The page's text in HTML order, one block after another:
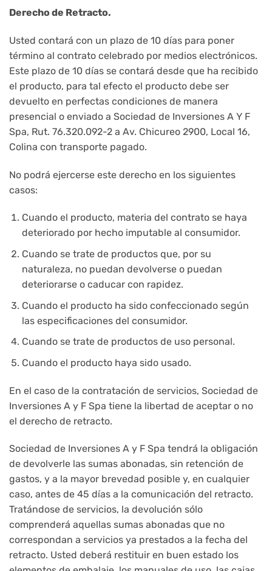
Derecho de Retracto.
Usted contará con un plazo de 10 días para poner
término al contrato celebrado por medios electrónicos.
Este plazo de 10 días se contará desde que ha recibido
el producto, para tal efecto el producto debe ser
devuelto en perfectas condiciones de manera
presencial o enviado a Sociedad de Inversiones A Y F
Spa, Rut. 76.320.092-2 a Av. Chicureo 2900, Local 16,
Colina con transporte pagado.
No podrá ejercerse este derecho en los siguientes
casos:
Cuando el producto, materia del contrato se haya
deteriorado por hecho imputable al consumidor.
Cuando se trate de productos que, por su
naturaleza, no puedan devolverse o puedan
deteriorarse o caducar con rapidez.
Cuando el producto ha sido confeccionado según
las especificaciones del consumidor.
Cuando se trate de productos de uso personal.
Cuando el producto haya sido usado.
En el caso de la contratación de servicios, Sociedad de
Inversiones A y F Spa tiene la libertad de aceptar o no
el derecho de retracto.
Sociedad de Inversiones A y F Spa tendrá la obligación
de devolverle las sumas abonadas, sin retención de
gastos, y a la mayor brevedad posible y, en cualquier
caso, antes de 45 días a la comunicación del retracto.
Tratándose de servicios, la devolución sólo
comprenderá aquellas sumas abonadas que no
correspondan a servicios ya prestados a la fecha del
retracto. Usted deberá restituir en buen estado los